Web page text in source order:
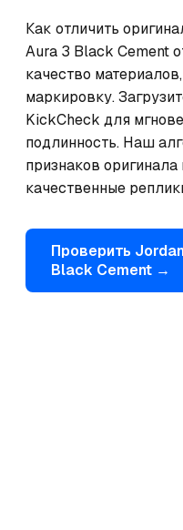
Как отличить
Aura 3 Black Cement
качество
маркировку.
KickCheck для
подлинность. Наш
признаков
качественные
Проверить
Black Cement →